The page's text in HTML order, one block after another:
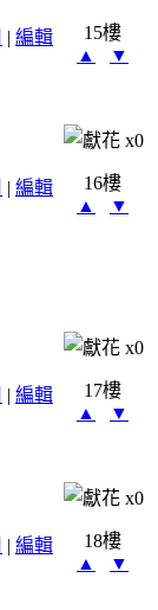
| 編輯
15樓
▲
▼
x0
| 編輯
16樓
▲
▼
x0
| 編輯
17樓
▲
▼
x0
| 編輯
18樓
▲
▼